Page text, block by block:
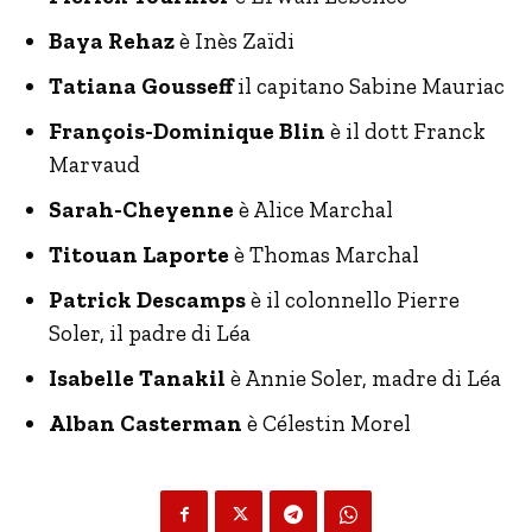
Baya Rehazè Inès Zaïdi
Tatiana Gousseffil capitano Sabine Mauriac
François-Dominique Blin è il dott Franck
Marvaud
Sarah-Cheyenne è Alice Marchal
Titouan Laporte è Thomas Marchal
Patrick Descampsè il colonnello Pierre
Soler, il padre di Léa
Isabelle Tanakil è Annie Soler, madre di Léa
Alban Casterman è Célestin Morel